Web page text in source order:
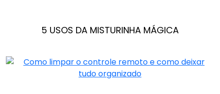
5 USOS DA MISTURINHA MÁGICA